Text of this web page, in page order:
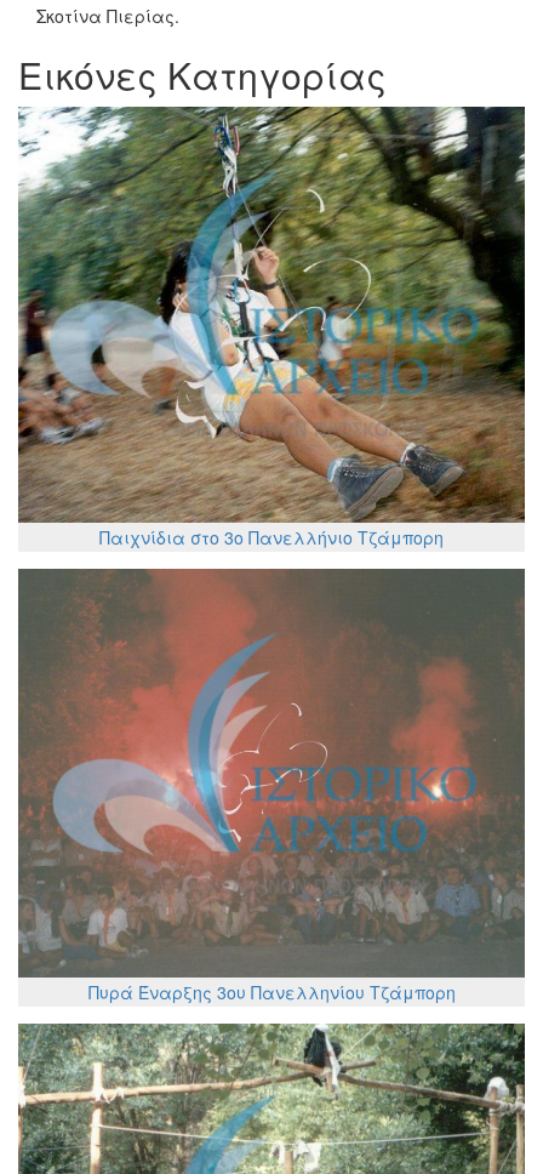
Σκοτίνα Πιερίας.
Εικόνες Κατηγορίας
Παιχνίδια στο 3ο Πανελλήνιο Τζάμπορη
Πυρά Έναρξης 3ου Πανελληνίου Τζάμπορη